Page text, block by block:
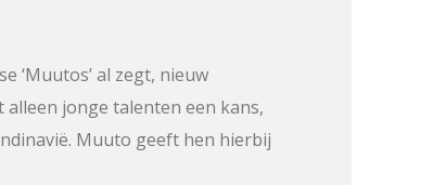
‘Muutos’ al zegt, nieuw
jonge talenten een kans,
Muuto geeft hen hierbij